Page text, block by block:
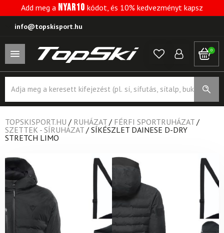
Add meg a NYAR10 kódot, és 10% kedvezményt kapsz
info@topskisport.hu
0
search
TOPSKISPORT.HU / RUHÁZAT / FÉRFI SPORTRUHÁZAT /
SZETTEK - SÍRUHÁZAT / SÍKÉSZLET DAINESE D-DRY
STRETCH LIMO